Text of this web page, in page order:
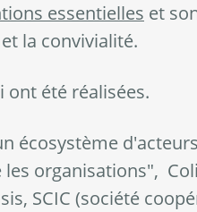
essentielles et
la convivialité.
ont été réalisées.
écosystème
organisations",
SCIC (société